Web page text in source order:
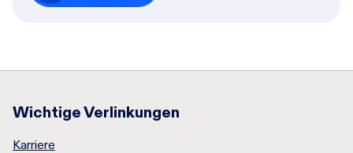
Wichtige Verlinkungen
Karriere